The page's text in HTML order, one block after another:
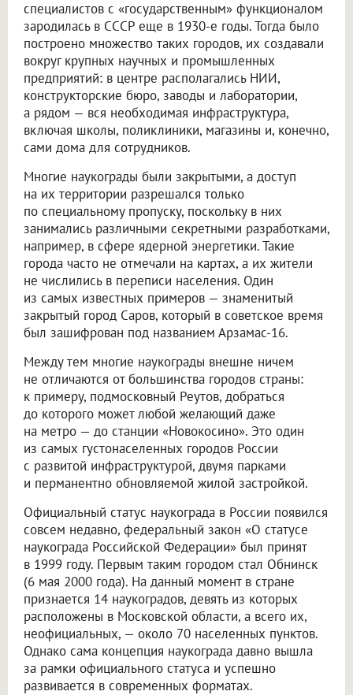
специалистов с «государственным» функционалом
зародилась в СССР еще в 1930-е годы. Тогда было
построено множество таких городов, их создавали
вокруг крупных научных и промышленных
предприятий: в центре располагались НИИ,
конструкторские бюро, заводы и лаборатории,
а рядом — вся необходимая инфраструктура,
включая школы, поликлиники, магазины и, конечно,
сами дома для сотрудников.
Многие наукограды были закрытыми, а доступ
на их территории разрешался только
по специальному пропуску, поскольку в них
занимались различными секретными разработками,
например, в сфере ядерной энергетики. Такие
города часто не отмечали на картах, а их жители
не числились в переписи населения. Один
из самых известных примеров — знаменитый
закрытый город Саров, который в советское время
был зашифрован под названием Арзамас-16.
Между тем многие наукограды внешне ничем
не отличаются от большинства городов страны:
к примеру, подмосковный Реутов, добраться
до которого может любой желающий даже
на метро — до станции «Новокосино». Это один
из самых густонаселенных городов России
с развитой инфраструктурой, двумя парками
и перманентно обновляемой жилой застройкой.
Официальный статус наукограда в России появился
совсем недавно, федеральный закон «О статусе
наукограда Российской Федерации» был принят
в 1999 году. Первым таким городом стал Обнинск
(6 мая 2000 года). На данный момент в стране
признается 14 наукоградов, девять из которых
расположены в Московской области, а всего их,
неофициальных, — около 70 населенных пунктов.
Однако сама концепция наукограда давно вышла
за рамки официального статуса и успешно
развивается в современных форматах.